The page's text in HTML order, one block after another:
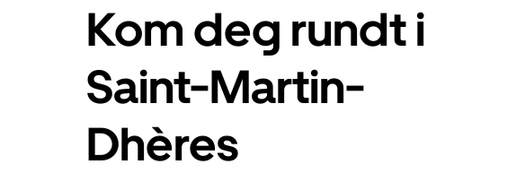
Kom deg rundt i
Saint-Martin-
Dhères